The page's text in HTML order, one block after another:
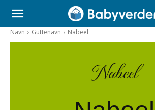
Navn Guttenavn Nabeel
Nabeel